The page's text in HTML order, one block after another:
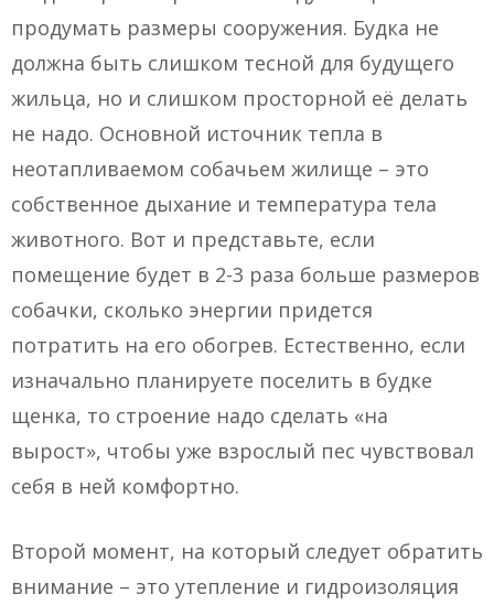
продумать размеры сооружения. Будка не
должна быть слишком тесной для будущего
жильца, но и слишком просторной её делать
не надо. Основной источник тепла в
неотапливаемом собачьем жилище – это
собственное дыхание и температура тела
животного. Вот и представьте, если
помещение будет в 2-3 раза больше размеров
собачки, сколько энергии придется
потратить на его обогрев. Естественно, если
изначально планируете поселить в будке
щенка, то строение надо сделать «на
вырост», чтобы уже взрослый пес чувствовал
себя в ней комфортно.
Второй момент, на который следует обратить
внимание – это утепление и гидроизоляция